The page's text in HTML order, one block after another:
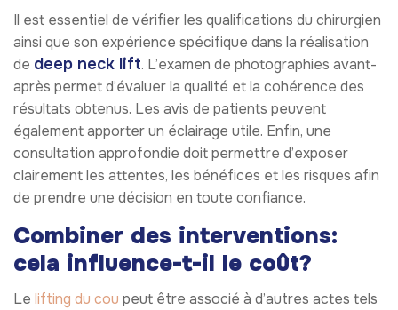
Il est essentiel de vérifier les qualifications du chirurgien
ainsi que son expérience spécifique dans la réalisation
de deep neck lift. L’examen de photographies avant-
après permet d’évaluer la qualité et la cohérence des
résultats obtenus. Les avis de patients peuvent
également apporter un éclairage utile. Enfin, une
consultation approfondie doit permettre d’exposer
clairement les attentes, les bénéfices et les risques afin
de prendre une décision en toute confiance.
Combiner des interventions:
cela influence-t-il le coût?
Le lifting du cou peut être associé à d’autres actes tels